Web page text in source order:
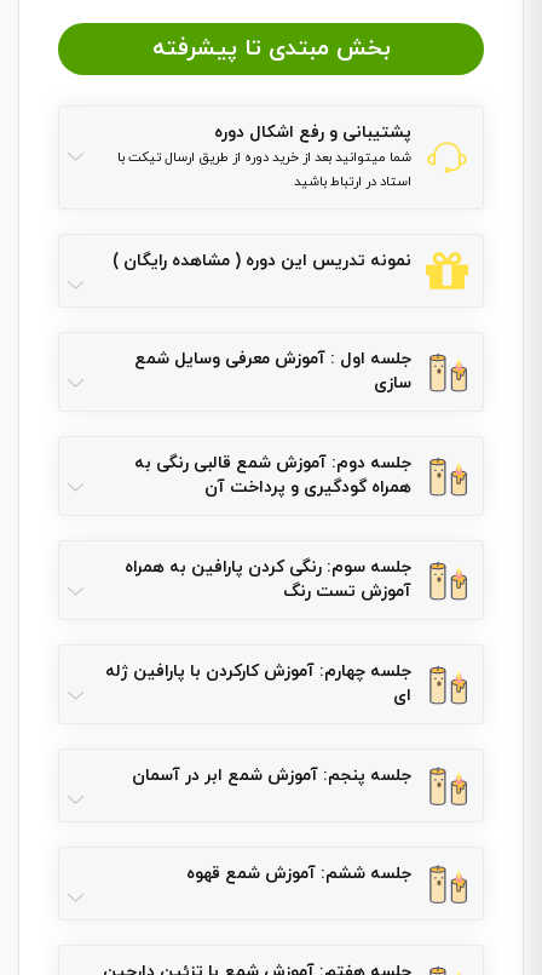
بخش مبتدی تا پیشرفته
پشتیبانی و رفع اشکال دوره
شما میتوانید بعد از خرید دوره از طریق ارسال تیکت با
استاد در ارتباط باشید
نمونه تدریس این دوره ( مشاهده رایگان )
جلسه اول : آموزش معرفی وسایل شمع
سازی
جلسه دوم: آموزش شمع قالبی رنگی به
همراه گودگیری و پرداخت آن
جلسه سوم: رنگی کردن پارافین به همراه
آموزش تست رنگ
جلسه چهارم: آموزش کارکردن با پارافین ژله
ای
جلسه پنجم: آموزش شمع ابر‌ در آسمان
جلسه ششم: آموزش شمع قهوه